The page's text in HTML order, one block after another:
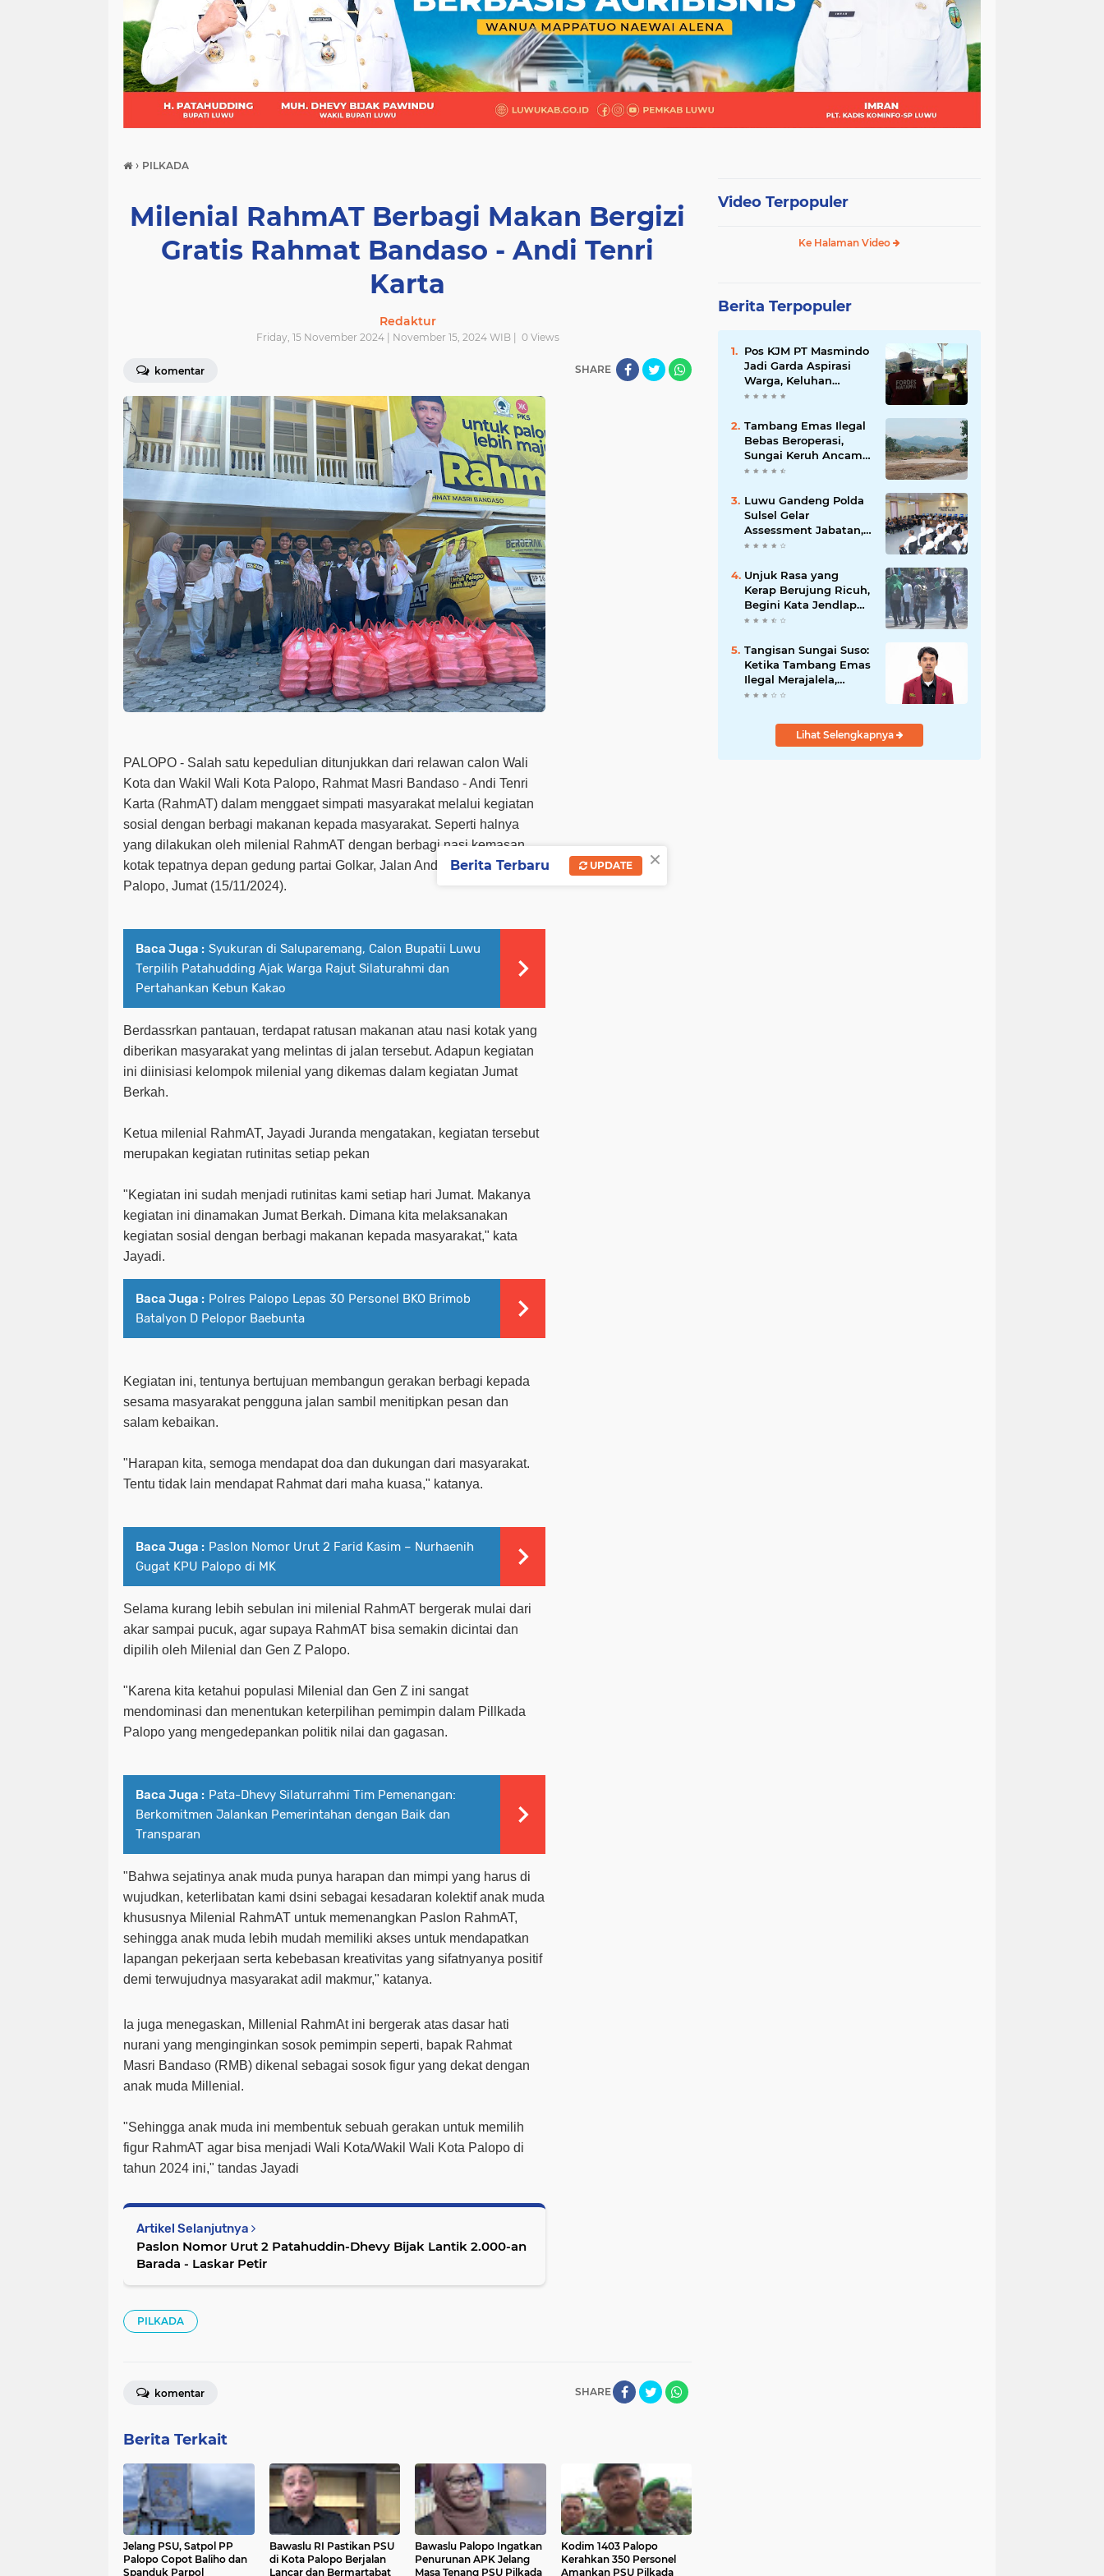
(21) (9) (7)
› PILKADA
Milenial RahmAT Berbagi Makan Bergizi
Gratis Rahmat Bandaso - Andi Tenri
Karta
Redaktur
Friday, 15 November 2024 | November 15, 2024 WIB | 0Views
komentar SHARE
PALOPO - Salah satu kepedulian ditunjukkan dari relawan calon Wali
Kota dan Wakil Wali Kota Palopo, Rahmat Masri Bandaso - Andi Tenri
Karta (RahmAT) dalam menggaet simpati masyarakat melalui kegiatan
sosial dengan berbagi makanan kepada masyarakat. Seperti halnya
yang dilakukan oleh milenial RahmAT dengan berbagi nasi kemasan
kotak tepatnya depan gedung partai Golkar, Jalan Andi Djemma, Kota
Palopo, Jumat (15/11/2024).
Baca Juga : Syukuran di Saluparemang, Calon Bupatii Luwu
Terpilih Patahudding Ajak Warga Rajut Silaturahmi dan
Pertahankan Kebun Kakao
Berdassrkan pantauan, terdapat ratusan makanan atau nasi kotak yang
diberikan masyarakat yang melintas di jalan tersebut. Adapun kegiatan
ini diinisiasi kelompok milenial yang dikemas dalam kegiatan Jumat
Berkah.
Ketua milenial RahmAT, Jayadi Juranda mengatakan, kegiatan tersebut
merupakan kegiatan rutinitas setiap pekan
"Kegiatan ini sudah menjadi rutinitas kami setiap hari Jumat. Makanya
kegiatan ini dinamakan Jumat Berkah. Dimana kita melaksanakan
kegiatan sosial dengan berbagi makanan kepada masyarakat," kata
Jayadi.
Baca Juga : Polres Palopo Lepas 30 Personel BKO Brimob
Batalyon D Pelopor Baebunta
Kegiatan ini, tentunya bertujuan membangun gerakan berbagi kepada
sesama masyarakat pengguna jalan sambil menitipkan pesan dan
salam kebaikan.
"Harapan kita, semoga mendapat doa dan dukungan dari masyarakat.
Tentu tidak lain mendapat Rahmat dari maha kuasa," katanya.
Baca Juga : Paslon Nomor Urut 2 Farid Kasim – Nurhaenih
Gugat KPU Palopo di MK
Selama kurang lebih sebulan ini milenial RahmAT bergerak mulai dari
akar sampai pucuk, agar supaya RahmAT bisa semakin dicintai dan
dipilih oleh Milenial dan Gen Z Palopo.
"Karena kita ketahui populasi Milenial dan Gen Z ini sangat
mendominasi dan menentukan keterpilihan pemimpin dalam Pillkada
Palopo yang mengedepankan politik nilai dan gagasan.
Baca Juga : Pata-Dhevy Silaturrahmi Tim Pemenangan:
Berkomitmen Jalankan Pemerintahan dengan Baik dan
Transparan
"Bahwa sejatinya anak muda punya harapan dan mimpi yang harus di
wujudkan, keterlibatan kami dsini sebagai kesadaran kolektif anak muda
khususnya Milenial RahmAT untuk memenangkan Paslon RahmAT,
sehingga anak muda lebih mudah memiliki akses untuk mendapatkan
lapangan pekerjaan serta kebebasan kreativitas yang sifatnyanya positif
demi terwujudnya masyarakat adil makmur," katanya.
Ia juga menegaskan, Millenial RahmAt ini bergerak atas dasar hati
nurani yang menginginkan sosok pemimpin seperti, bapak Rahmat
Masri Bandaso (RMB) dikenal sebagai sosok figur yang dekat dengan
anak muda Millenial.
"Sehingga anak muda ini membentuk sebuah gerakan untuk memilih
figur RahmAT agar bisa menjadi Wali Kota/Wakil Wali Kota Palopo di
tahun 2024 ini," tandas Jayadi
Artikel Selanjutnya
Paslon Nomor Urut 2 Patahuddin-Dhevy Bijak Lantik 2.000-an
Barada - Laskar Petir
PILKADA
SHARE
komentar
Berita Terkait
Jelang PSU, Satpol PP
Palopo Copot Baliho dan
Spanduk Parpol
Bawaslu RI Pastikan PSU
di Kota Palopo Berjalan
Lancar dan Bermartabat
Bawaslu Palopo Ingatkan
Penurunan APK Jelang
Masa Tenang PSU Pilkada
Kodim 1403 Palopo
Kerahkan 350 Personel
Amankan PSU Pilkada
Video Terpopuler
Ke Halaman Video
Berita Terpopuler
Pos KJM PT Masmindo
Jadi Garda Aspirasi
Warga, Keluhan
Ditangani Maksimal
Tambang Emas Ilegal
Bebas Beroperasi,
Sungai Keruh Ancam
Sawah dan Air Bersih
Luwu Gandeng Polda
Sulsel Gelar
Assessment Jabatan,
Perkuat Penempatan
Kompetensi
Unjuk Rasa yang
Kerap Berujung Ricuh,
Begini Kata Jendlap
API
Tangisan Sungai Suso:
Ketika Tambang Emas
Ilegal Merajalela,
Negara Seolah
Lihat Selengkapnya
×
Berita Terbaru UPDATE